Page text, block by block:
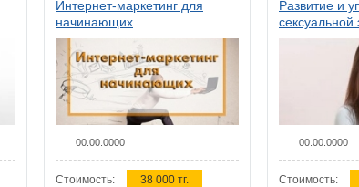
Интернет-маркетинг для
начинающих
00.00.0000
Стоимость: 38 000 тг.
Развитие и
сексуальной
женщин
00.00.0000
Стоимость: